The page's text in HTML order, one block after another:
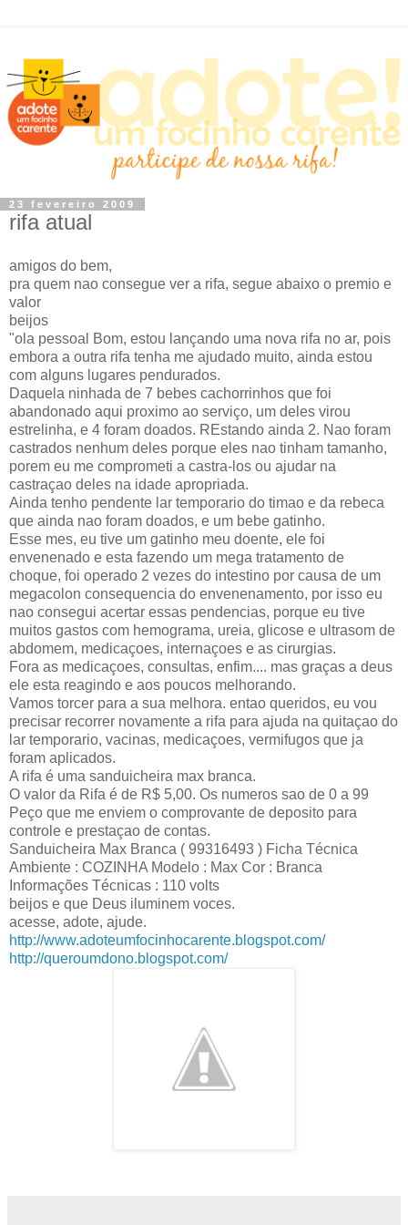
23 fevereiro 2009
rifa atual
amigos do bem,
pra quem nao consegue ver a rifa, segue abaixo o premio e
valor
beijos
"ola pessoal Bom, estou lançando uma nova rifa no ar, pois
embora a outra rifa tenha me ajudado muito, ainda estou
com alguns lugares pendurados.
Daquela ninhada de 7 bebes cachorrinhos que foi
abandonado aqui proximo ao serviço, um deles virou
estrelinha, e 4 foram doados. REstando ainda 2. Nao foram
castrados nenhum deles porque eles nao tinham tamanho,
porem eu me comprometi a castra-los ou ajudar na
castraçao deles na idade apropriada.
Ainda tenho pendente lar temporario do timao e da rebeca
que ainda nao foram doados, e um bebe gatinho.
Esse mes, eu tive um gatinho meu doente, ele foi
envenenado e esta fazendo um mega tratamento de
choque, foi operado 2 vezes do intestino por causa de um
megacolon consequencia do envenenamento, por isso eu
nao consegui acertar essas pendencias, porque eu tive
muitos gastos com hemograma, ureia, glicose e ultrasom de
abdomem, medicaçoes, internaçoes e as cirurgias.
Fora as medicaçoes, consultas, enfim.... mas graças a deus
ele esta reagindo e aos poucos melhorando.
Vamos torcer para a sua melhora. entao queridos, eu vou
precisar recorrer novamente a rifa para ajuda na quitaçao do
lar temporario, vacinas, medicaçoes, vermifugos que ja
foram aplicados.
A rifa é uma sanduicheira max branca.
O valor da Rifa é de R$ 5,00. Os numeros sao de 0 a 99
Peço que me enviem o comprovante de deposito para
controle e prestaçao de contas.
Sanduicheira Max Branca ( 99316493 ) Ficha Técnica
Ambiente : COZINHA Modelo : Max Cor : Branca
Informações Técnicas : 110 volts
beijos e que Deus iluminem voces.
acesse, adote, ajude.
http://www.adoteumfocinhocarente.blogspot.com/
http://queroumdono.blogspot.com/